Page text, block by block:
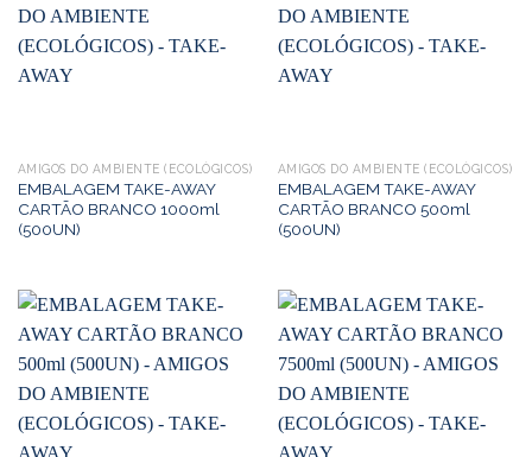
AMIGOS DO AMBIENTE (ECOLÓGICOS)
EMBALAGEM TAKE-AWAY
CARTÃO BRANCO 1000ml
(500UN)
AMIGOS DO AMBIENTE (ECOLÓGICOS)
EMBALAGEM TAKE-AWAY
CARTÃO BRANCO 500ml
(500UN)